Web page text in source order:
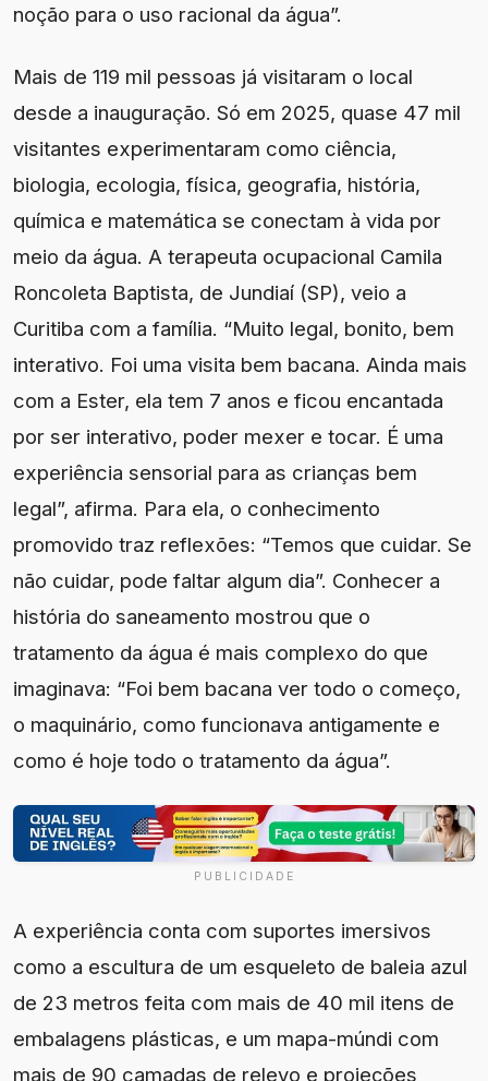
noção para o uso racional da água”.
Mais de 119 mil pessoas já visitaram o local
desde a inauguração. Só em 2025, quase 47 mil
visitantes experimentaram como ciência,
biologia, ecologia, física, geografia, história,
química e matemática se conectam à vida por
meio da água. A terapeuta ocupacional Camila
Roncoleta Baptista, de Jundiaí (SP), veio a
Curitiba com a família. “Muito legal, bonito, bem
interativo. Foi uma visita bem bacana. Ainda mais
com a Ester, ela tem 7 anos e ficou encantada
por ser interativo, poder mexer e tocar. É uma
experiência sensorial para as crianças bem
legal”, afirma. Para ela, o conhecimento
promovido traz reflexões: “Temos que cuidar. Se
não cuidar, pode faltar algum dia”. Conhecer a
história do saneamento mostrou que o
tratamento da água é mais complexo do que
imaginava: “Foi bem bacana ver todo o começo,
o maquinário, como funcionava antigamente e
como é hoje todo o tratamento da água”.
PUBLICIDADE
A experiência conta com suportes imersivos
como a escultura de um esqueleto de baleia azul
de 23 metros feita com mais de 40 mil itens de
embalagens plásticas, e um mapa-múndi com
mais de 90 camadas de relevo e projeções